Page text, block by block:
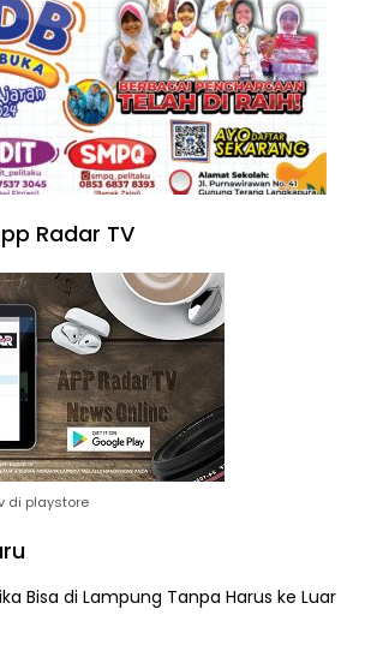
Radar TV
di playstore
Bisa di Lampung Tanpa Harus ke Luar